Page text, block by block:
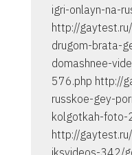
igri-onlayn-na-
http://
drugom-brata-
domashnee-
576.php http://
russkoe-gey-
kolgotkah-
http://